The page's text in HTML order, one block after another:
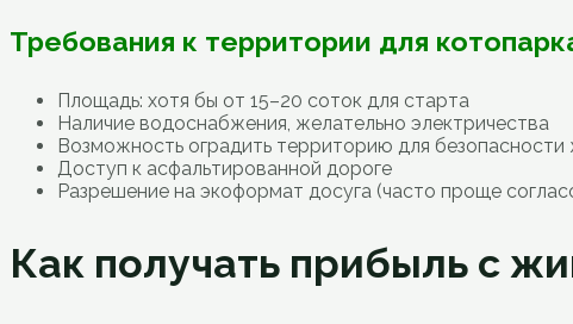
Требования к территории для
Площадь: хотя бы от 15–20 соток для старта
Наличие водоснабжения, желательно электричества
Возможность оградить территорию для безопасности
Доступ к асфальтированной дороге
Разрешение на экоформат досуга (часто проще
Как получать прибыль с